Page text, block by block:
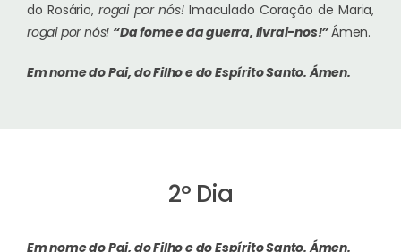
do Rosário,rogai por nós!Imaculado Coração de Maria,
rogai por nós! “Da fome e da guerra, livrai-nos!”Ámen.
Em nome do Pai, do Filho e do Espírito Santo.Ámen.
2º Dia
Em nome do Pai, do Filho e do Espírito Santo.Ámen.